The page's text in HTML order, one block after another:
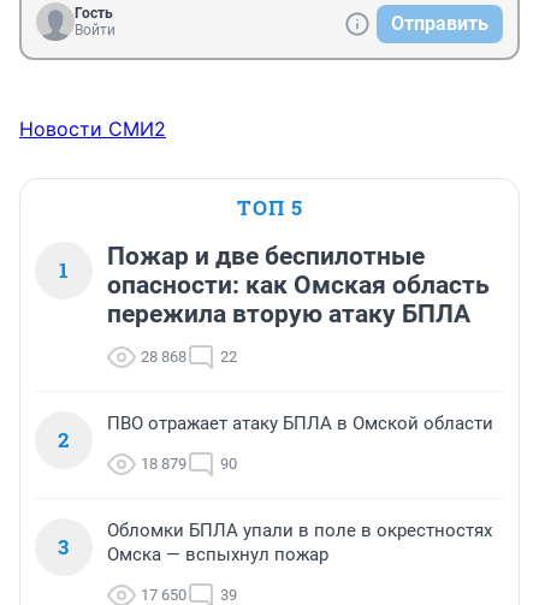
Гость
Войти
Отправить
Новости СМИ2
ТОП 5
1
Пожар и две беспилотные
опасности: как Омская область
пережила вторую атаку БПЛА
28 868 22
2
ПВО отражает атаку БПЛА в Омской области
18 879 90
3
Обломки БПЛА упали в поле в окрестностях
Омска — вспыхнул пожар
17 650 39